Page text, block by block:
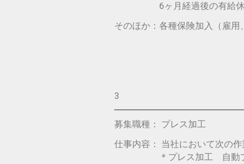
6ヶ月経過後の有給休
そのほか：各種保険加入（雇用
3
募集職種： プレス加工
仕事内容： 当社において次の作
＊プレス加工 自動プレス